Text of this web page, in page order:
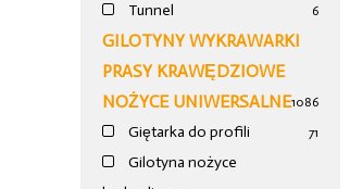
Tunnel 6
GILOTYNY WYKRAWARKI
PRASY KRAWĘDZIOWE
NOŻYCE UNIWERSALNE1086
Giętarka do profili 71
Gilotyna nożyce